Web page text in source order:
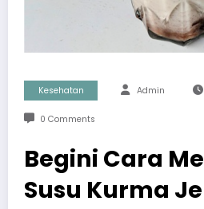
Kesehatan Admin
0 Comments
Begini Cara
Susu Kurma